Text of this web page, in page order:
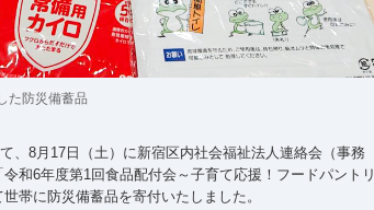
た防災備蓄品
、8月17日（土）に新宿区内社会福祉法人連絡会（事務
和6年度第1回食品配付会～子育て応援！フードパントリ
帯に防災備蓄品を寄付いたしました。